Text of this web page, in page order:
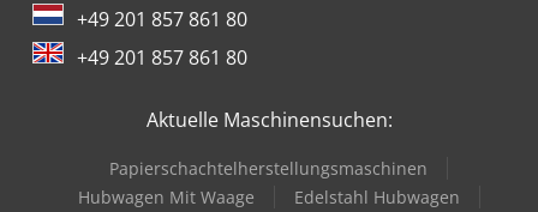
+49 201 857 861 80
+49 201 857 861 80
Aktuelle Maschinensuchen:
Papierschachtelherstellungsmaschinen
Hubwagen Mit Waage
Edelstahl Hubwagen